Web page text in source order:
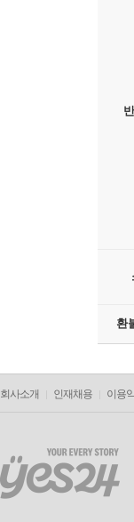
환
회사소개 인재채용 이용